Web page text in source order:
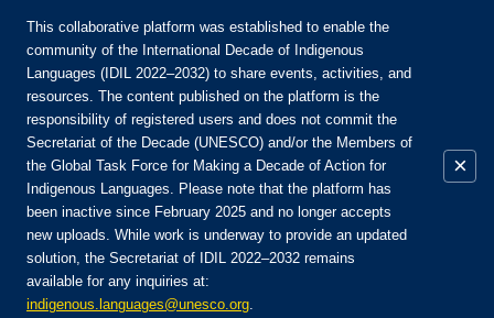
Rejoignez la communauté :
Login
FR
EN
ES
RU
Accueil
This collaborative platform was established to enable the
community of the International Decade of Indigenous
Languages (IDIL 2022–2032) to share events, activities, and
resources. The content published on the platform is the
responsibility of registered users and does not commit the
Secretariat of the Decade (UNESCO) and/or the Members of
the Global Task Force for Making a Decade of Action for
Indigenous Languages. Please note that the platform has
been inactive since February 2025 and no longer accepts
new uploads. While work is underway to provide an updated
solution, the Secretariat of IDIL 2022–2032 remains
available for any inquiries at:
indigenous.languages@unesco.org.
×